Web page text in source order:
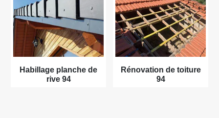
Habillage planche de
rive 94
Rénovation de toiture
94